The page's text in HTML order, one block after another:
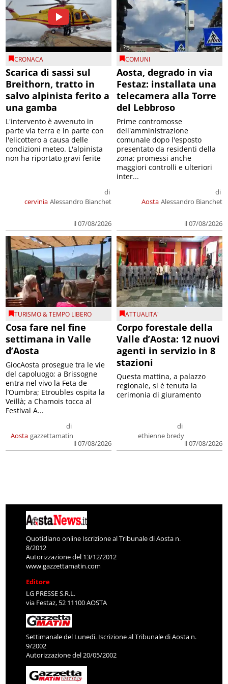
CRONACA
Scarica di sassi sul
Breithorn, tratto in
salvo alpinista ferito a
una gamba
cervinia
di
Alessandro Bianchet
il 07/08/2026
L'intervento è avvenuto in
parte via terra e in parte con
l'elicottero a causa delle
condizioni meteo. L'alpinista
non ha riportato gravi ferite
COMUNI
Aosta, degrado in via
Festaz: installata una
telecamera alla Torre
del Lebbroso
Aosta
di
Alessandro Bianchet
il 07/08/2026
Prime contromosse
dell'amministrazione
comunale dopo l'esposto
presentato da residenti della
zona; promessi anche
maggiori controlli e ulteriori
inter...
TURISMO & TEMPO LIBERO
Cosa fare nel fine
settimana in Valle
d’Aosta
Aosta
di
gazzettamatin
il 07/08/2026
GiocAosta prosegue tra le vie
del capoluogo; a Brissogne
entra nel vivo la Feta de
l’Oumbra; Etroubles ospita la
Veillà; a Chamois tocca al
Festival A...
ATTUALITA'
Corpo forestale della
Valle d’Aosta: 12 nuovi
agenti in servizio in 8
stazioni
di
ethienne bredy
il 07/08/2026
Questa mattina, a palazzo
regionale, si è tenuta la
cerimonia di giuramento
Quotidiano online Iscrizione al Tribunale di Aosta n.
8/2012
Autorizzazione del 13/12/2012
www.gazzettamatin.com
Editore
LG PRESSE S.R.L.
via Festaz, 52 11100 AOSTA
Settimanale del Lunedì. Iscrizione al Tribunale di Aosta n.
9/2002
Autorizzazione del 20/05/2002